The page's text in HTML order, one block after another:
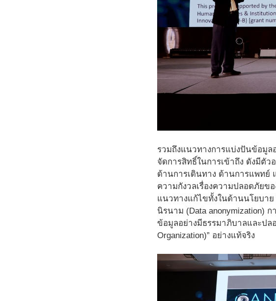
รวมถึงแนวทางการแบ่งปันข้อมู
จัดการสิทธิ์ในการเข้าถึง ดังมีตั
ด้านการเดินทาง ด้านการแพทย์
ความกังวลเรื่องความปลอดภัย
แนวทางแก้ไขทั้งในด้านนโยบา
นิรนาม (Data anonymization)
ข้อมูลอย่างมีธรรมาภิบาลและปล
Organization)” อย่างแท้จริง